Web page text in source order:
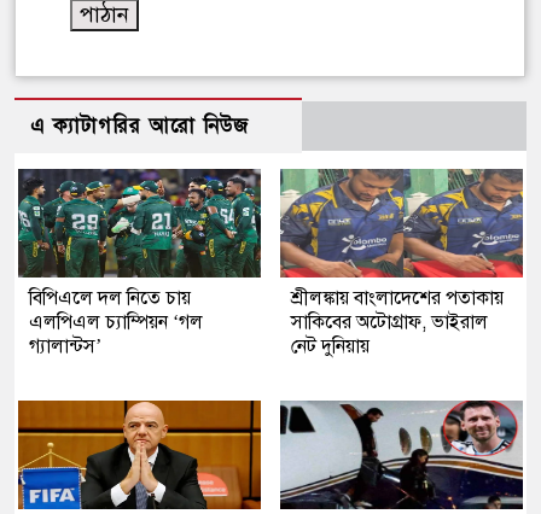
এ ক্যাটাগরির আরো নিউজ
বিপিএলে দল নিতে চায়
এলপিএল চ্যাম্পিয়ন ‘গল
গ্যালান্টস’
শ্রীলঙ্কায় বাংলাদেশের পতাকায়
সাকিবের অটোগ্রাফ, ভাইরাল
নেট দুনিয়ায়